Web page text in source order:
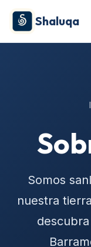
Shaluqa
Somos
nuestra